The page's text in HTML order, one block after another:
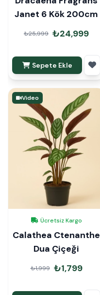
Janet 6 Kök 200cm
₺25,999 ₺24,999
Sepete Ekle
Video
Ücretsiz Kargo
Calathea Ctenanthe
Dua Çiçeği
₺1,999 ₺1,799